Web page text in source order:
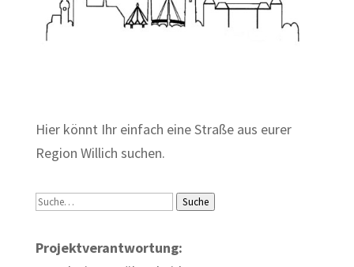
Hier könnt Ihr einfach eine Straße aus eurer
Region Willich suchen.
Suche Suche
Projektverantwortung: